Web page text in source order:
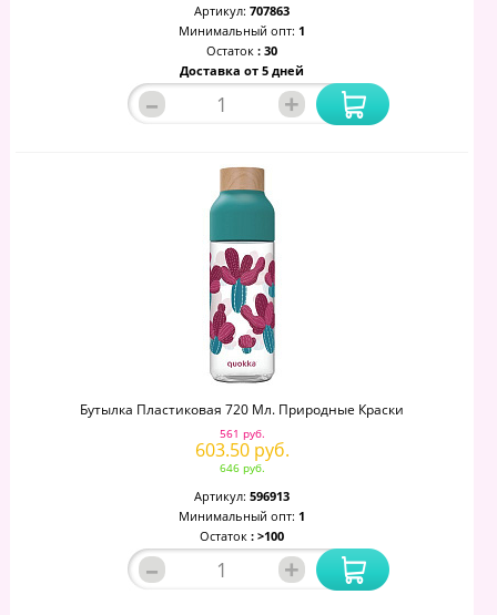
Артикул: 707863
Минимальный опт: 1
Остаток : 30
Доставка от 5 дней
– +
Бутылка Пластиковая 720 Мл. Природные Краски
561 руб.
603.50 руб.
646 руб.
Артикул: 596913
Минимальный опт: 1
Остаток : >100
– +